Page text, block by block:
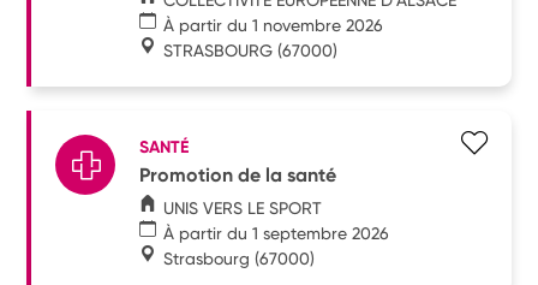
À partir du 1 novembre 2026
STRASBOURG (67000)
SANTÉ
Promotion de la santé
UNIS VERS LE SPORT
À partir du 1 septembre 2026
Strasbourg (67000)